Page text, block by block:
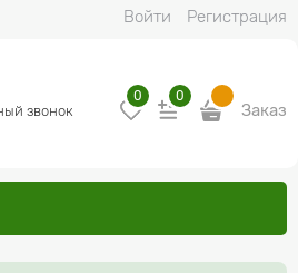
Войти Регистрация
звонок
0 0
Заказ